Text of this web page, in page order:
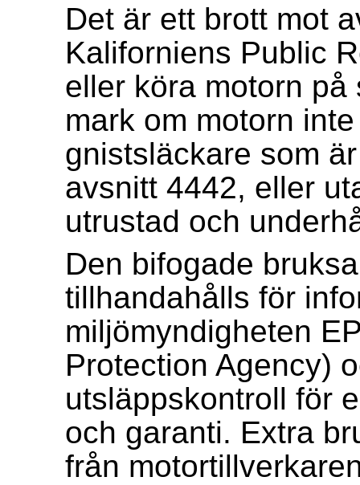
Det är ett brott mot
Kaliforniens Public
eller köra motorn
mark om motorn
gnistsläckare som
avsnitt 4442, eller
utrustad och
Den bifogade
tillhandahålls för
miljömyndigheten
Protection Agency)
utsläppskontroll för
och garanti. Extra
från